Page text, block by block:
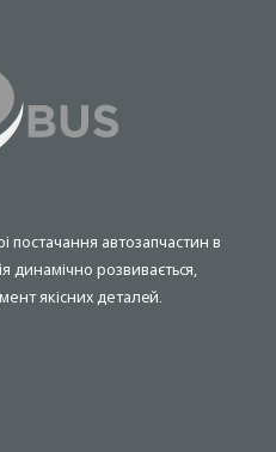
автозапчастин в
динамічно розвивається,
якісних деталей.